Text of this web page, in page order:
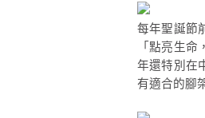
每年聖誕節
「點亮生
年還特別在
有適合的腳